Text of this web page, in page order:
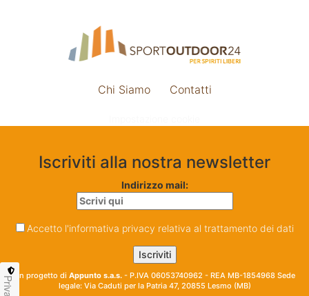
Chi Siamo Contatti
Iscriviti alla nostra newsletter
Indirizzo mail:
Accetto l'informativa privacy relativa al trattamento dei dati
Un progetto di Appunto s.a.s. - P.IVA 06053740962 - REA MB-1854968 Sede
legale: Via Caduti per la Patria 47, 20855 Lesmo (MB)